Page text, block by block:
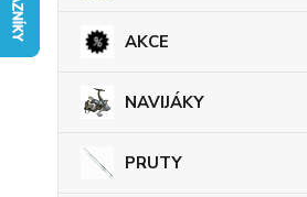
AKCE
NAVIJÁKY
PRUTY